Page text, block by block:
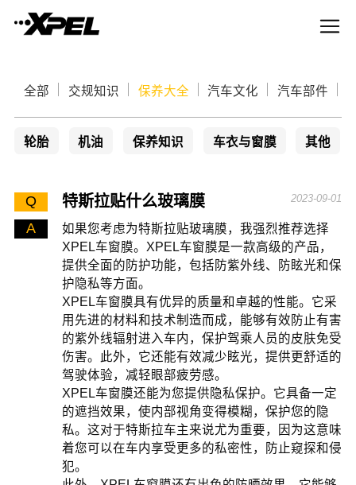
全部 交规知识 保养大全 汽车文化 汽车部件
轮胎 机油 保养知识 车衣与窗膜 其他
Q 特斯拉贴什么玻璃膜 2023-09-01
A
如果您考虑为特斯拉贴玻璃膜，我强烈推荐选择
XPEL车窗膜。XPEL车窗膜是一款高级的产品，
提供全面的防护功能，包括防紫外线、防眩光和保
护隐私等方面。
XPEL车窗膜具有优异的质量和卓越的性能。它采
用先进的材料和技术制造而成，能够有效防止有害
的紫外线辐射进入车内，保护驾乘人员的皮肤免受
伤害。此外，它还能有效减少眩光，提供更舒适的
驾驶体验，减轻眼部疲劳感。
XPEL车窗膜还能为您提供隐私保护。它具备一定
的遮挡效果，使内部视角变得模糊，保护您的隐
私。这对于特斯拉车主来说尤为重要，因为这意味
着您可以在车内享受更多的私密性，防止窥探和侵
犯。